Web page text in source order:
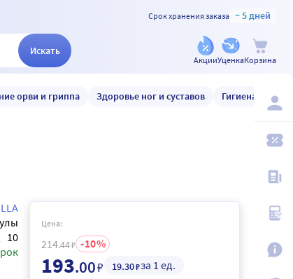
Срок хранения заказа ~ 5 дней
Искать
АкцииУценкаКорзина
орви и гриппа Здоровье ног и суставов Гигиена и уход
10
Цена:
214.44₽ 10
193.00₽ 19.30₽за 1 ед.